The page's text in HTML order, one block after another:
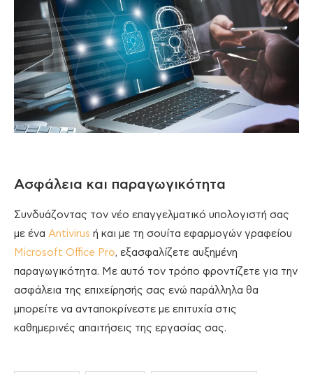
Ασφάλεια και παραγωγικότητα
Συνδυάζοντας τον νέο επαγγελματικό υπολογιστή σας
με ένα Antivirus ή και με τη σουίτα εφαρμογών γραφείου
Microsoft Office Pro, εξασφαλίζετε αυξημένη
παραγωγικότητα. Με αυτό τον τρόπο φροντίζετε για την
ασφάλεια της επιχείρησής σας ενώ παράλληλα θα
μπορείτε να ανταποκρίνεστε με επιτυχία στις
καθημερινές απαιτήσεις της εργασίας σας.